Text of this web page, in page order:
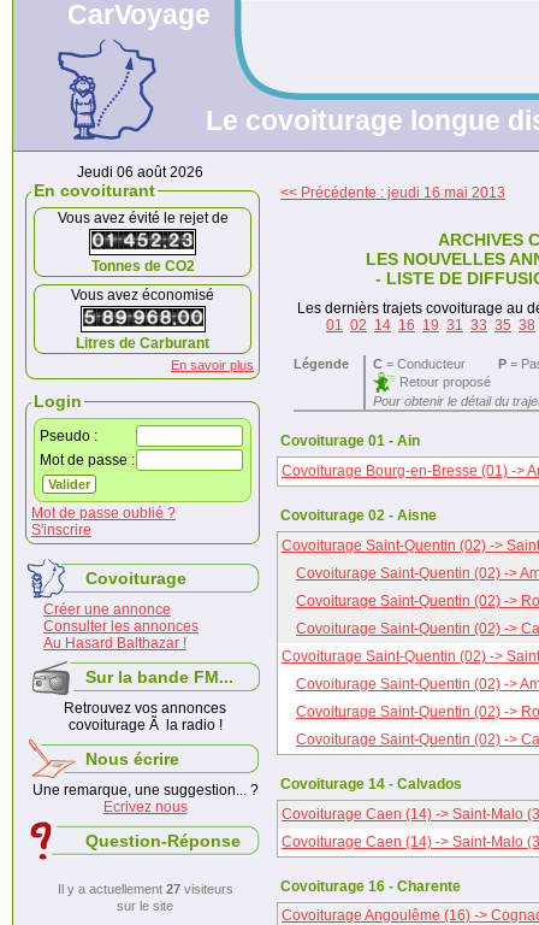
CarVoyage
Le covoiturage longue
Jeudi 06 août 2026
En covoiturant
Vous avez évité le rejet de
Tonnes de CO2
Vous avez économisé
Litres de Carburant
En savoir plus
Login
Pseudo :
Mot de passe :
Mot de passe oublié ?
S'inscrire
Covoiturage
Créer une annonce
Consulter les annonces
Au Hasard Balthazar !
Sur la bande FM...
Retrouvez vos annonces
covoiturage Ã la radio !
Nous écrire
Une remarque, une suggestion... ?
Ecrivez nous
Question-Réponse
Il y a actuellement 27visiteurs
sur le site
<< Précédente : jeudi 16 mai 2013
ARCHIVES
LES NOUVELLES
- LISTE DE
Les dernièrs trajets covoiturage au
01 02 14 16 19 31 33 35 38
Légende C= Conducteur P=
Retour proposé
Pour obtenir le détail du
Covoiturage 01 - Ain
Covoiturage Bourg-en-Bresse (01) ->
Covoiturage 02 - Aisne
Covoiturage Saint-Quentin (02) ->
Covoiturage Saint-Quentin (02) ->
Covoiturage Saint-Quentin (02) ->
Covoiturage Saint-Quentin (02) ->
Covoiturage Saint-Quentin (02) ->
Covoiturage Saint-Quentin (02) ->
Covoiturage Saint-Quentin (02) ->
Covoiturage Saint-Quentin (02) ->
Covoiturage 14 - Calvados
Covoiturage Caen (14) -> Saint-Malo
Covoiturage Caen (14) -> Saint-Malo
Covoiturage 16 - Charente
Covoiturage Angoulême (16) ->